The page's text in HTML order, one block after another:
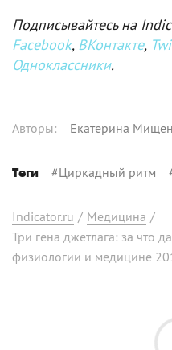
Подписывайтесь на
Facebook, ВКонтакте,
Одноклассники.
Авторы: Екатерина
Теги #Циркадный ритм
Indicator.ru / Медицина /
Три гена джетлага: за что
физиологии и медицине